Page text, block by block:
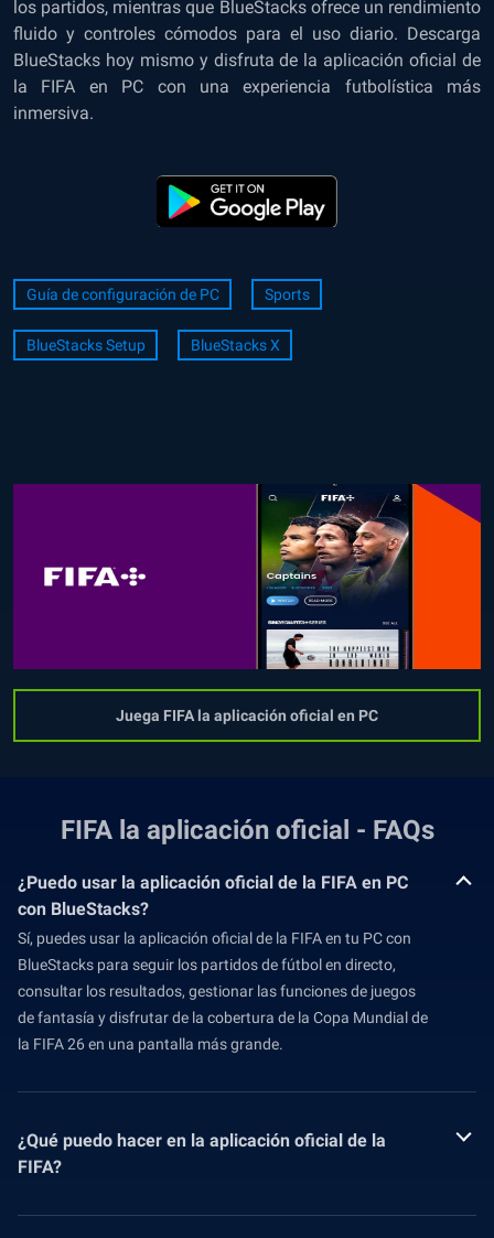
los partidos, mientras que BlueStacks ofrece un rendimiento
fluido y controles cómodos para el uso diario. Descarga
BlueStacks hoy mismo y disfruta de la aplicación oficial de
la FIFA en PC con una experiencia futbolística más
inmersiva.
Guía de configuración de PC Sports
BlueStacks Setup BlueStacks X
Juega FIFA la aplicación oficial en PC
FIFA la aplicación oficial - FAQs
¿Puedo usar la aplicación oficial de la FIFA en PC
con BlueStacks?
Sí, puedes usar la aplicación oficial de la FIFA en tu PC con
BlueStacks para seguir los partidos de fútbol en directo,
consultar los resultados, gestionar las funciones de juegos
de fantasía y disfrutar de la cobertura de la Copa Mundial de
la FIFA 26 en una pantalla más grande.
¿Qué puedo hacer en la aplicación oficial de la
FIFA?